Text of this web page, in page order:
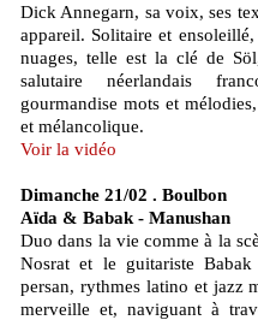
Dick Annegarn, sa voix, ses
appareil. Solitaire et
nuages, telle est la clé de
salutaire néerlandais
gourmandise mots et
et mélancolique.
Voir la vidéo
Dimanche 21/02 . Boulbon
Aïda & Babak - Manushan
Duo dans la vie comme à la
Nosrat et le guitariste
persan, rythmes latino et jazz
merveille et, naviguant à